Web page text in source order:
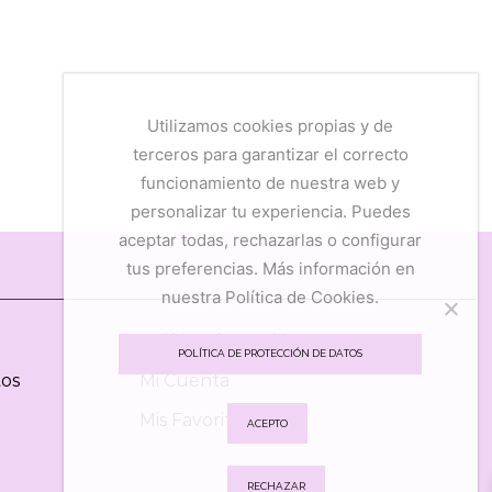
Política de Cookies
Mi Cuenta
Mis Favoritos
Utilizamos cookies propias y de
terceros para garantizar el correcto
funcionamiento de nuestra web y
personalizar tu experiencia. Puedes
aceptar todas, rechazarlas o configurar
tus preferencias. Más información en
nuestra Política de Cookies.
POLÍTICA DE PROTECCIÓN DE DATOS
ACEPTO
RECHAZAR